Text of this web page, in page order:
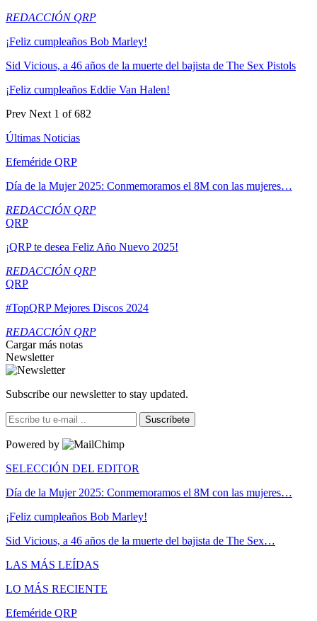
REDACCIÓN QRP
¡Feliz cumpleaños Bob Marley!
Sid Vicious, a 46 años de la muerte del bajista de The Sex Pistols
¡Feliz cumpleaños Eddie Van Halen!
Prev Next 1 of 682
Últimas Noticias
Efeméride QRP
Día de la Mujer 2025: Conmemoramos el 8M con las mujeres…
REDACCIÓN QRP
QRP
¡QRP te desea Feliz Año Nuevo 2025!
REDACCIÓN QRP
QRP
#TopQRP Mejores Discos 2024
REDACCIÓN QRP
Cargar más notas
Newsletter
Subscribe our newsletter to stay updated.
Suscríbete
Powered by
SELECCIÓN DEL EDITOR
Día de la Mujer 2025: Conmemoramos el 8M con las mujeres…
¡Feliz cumpleaños Bob Marley!
Sid Vicious, a 46 años de la muerte del bajista de The Sex…
LAS MÁS LEÍDAS
LO MÁS RECIENTE
Efeméride QRP